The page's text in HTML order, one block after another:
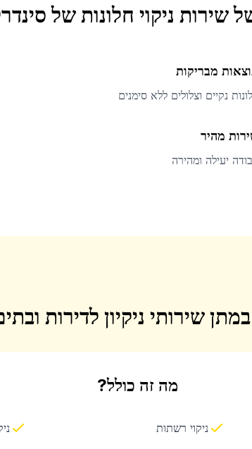
שירות ניקוי חלונות של
מבריקות
נקיים וצלולים ללא סימנים
מהיר
יעילה ומהירה
שירותי ניקיון לדירות
מה זה כולל?
ניקוי רשתות